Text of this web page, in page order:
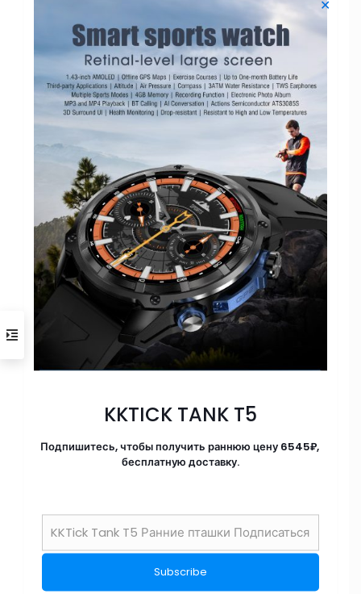
RTL8762DK
ОС Android Android 4.4 и выше
IOS Apple iOS 10.0 и выше
Датчик
сердечного ритма
BD1662
Bluetooth Двойной Bluetooth 5.0
Компас Поддержка
Мастерство Алюминиевый сплав+ТПУ
Вес продукта 28 г
Размер экрана
1,96-дюймовый TFT HD-
экран
Разрешение
320*384
Общая длина
260 мм
браслета
ТПУ
Размер корпуса
✕
KKTICK TANK T5
Подпишитесь, чтобы получить раннюю цену 6545₽,
бесплатную доставку.